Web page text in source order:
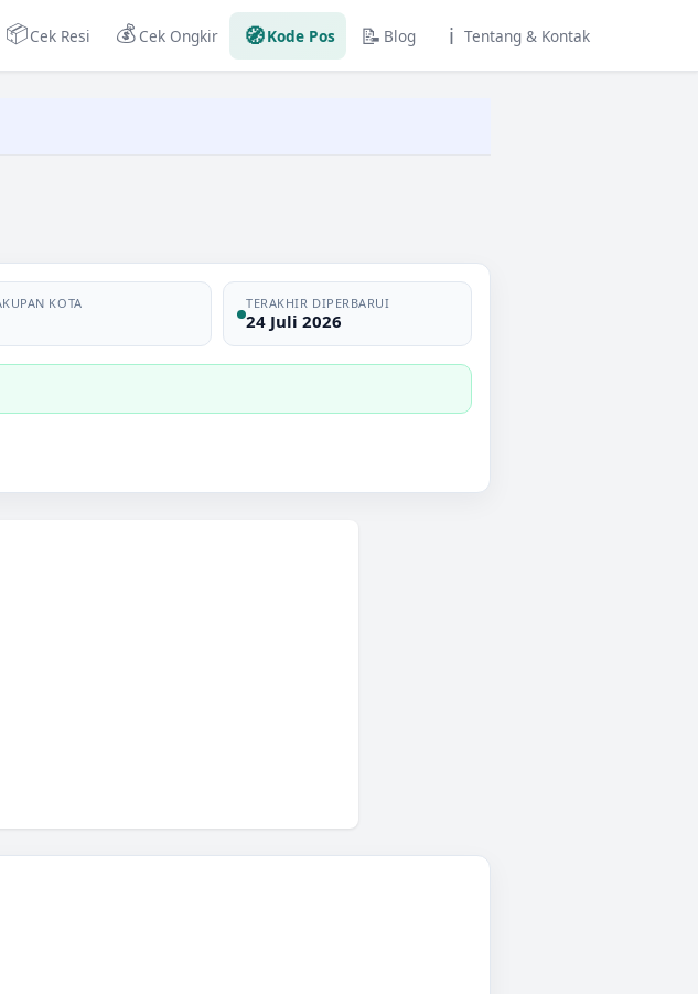
📦Cek Resi 💰 Cek Ongkir 🧭Kode Pos 📝 Blog ℹ️ Tentang & Kontak
KOTA TERAKHIR DIPERBARUI
24 Juli 2026